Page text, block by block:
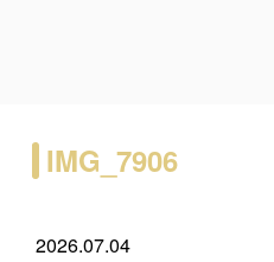
IMG_7906
2026.07.04